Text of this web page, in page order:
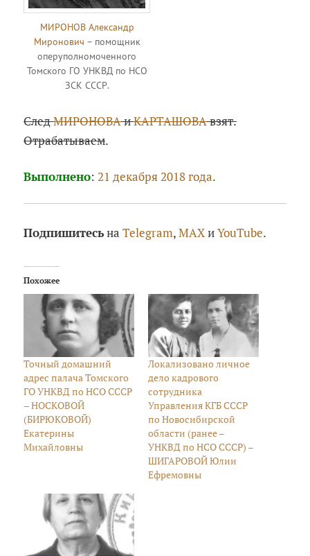
МИРОНОВ Александр
Миронович – помощник
оперуполномоченного
Томского ГО УНКВД по НСО
ЗСК СССР.
СледМИРОНОВАиКАРТАШОВАвзят.
Отрабатываем.
Выполнено:21 декабря 2018 года.
ПодпишитесьнаTelegram,MAXиYouTube.
Похожее
Точный домашний
адрес палача Томского
ГО УНКВД по НСО СССР
– НОСКОВОЙ
(БИРЮКОВОЙ)
Екатерины
Михайловны
Локализовано личное
дело кадрового
сотрудника
Управления КГБ СССР
по Новосибирской
области (ранее –
УНКВД по НСО СССР) –
ШИГАРОВОЙ Юлии
Ефремовны